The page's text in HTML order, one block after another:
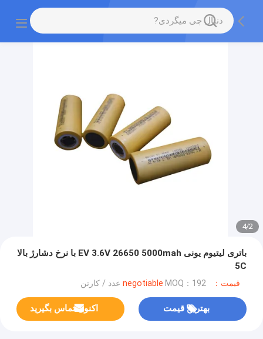
2
/
4
باتری لیتیوم یونی EV 3.6V 26650 5000mah با نرخ دشارژ بالا
5C
قیمت：negotiable MOQ：192 عدد / کارتن
بهترین قیمت اکنون تماس بگیرید